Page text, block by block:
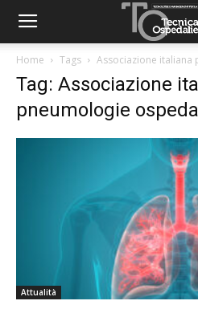
Home Tags Associazione
Tag: Associazione
pneumologie
Attualità